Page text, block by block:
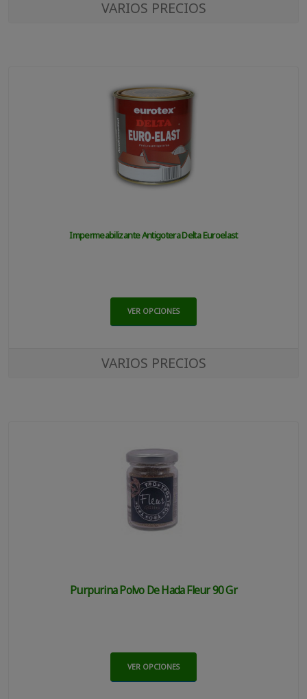
VARIOS PRECIOS
Impermeabilizante Antigotera Delta Euroelast
VER OPCIONES
VARIOS PRECIOS
Purpurina Polvo De Hada Fleur 90 Gr
VER OPCIONES